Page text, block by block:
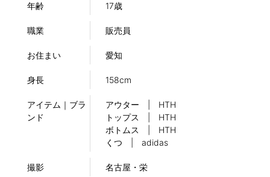
年齢 17歳
職業 販売員
お住まい 愛知
身長 158cm
アイテム｜ブラ
ンド
アウター | HTH
トップス | HTH
ボトムス | HTH
くつ | adidas
撮影 名古屋・栄